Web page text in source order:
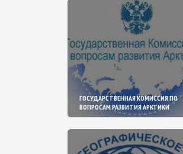
ГОСУДАРСТВЕННАЯ КОМИССИЯ ПО
ВОПРОСАМ РАЗВИТИЯ АРКТИКИ